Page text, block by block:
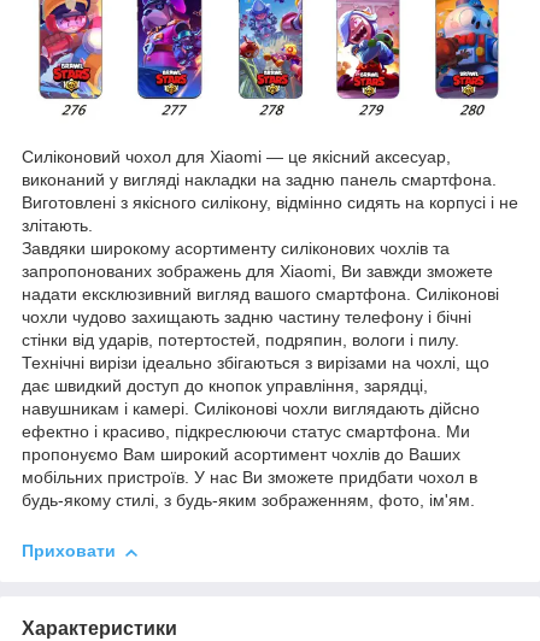
Силіконовий чохол для Xiaomi ― це якісний аксесуар,
виконаний у вигляді накладки на задню панель смартфона.
Виготовлені з якісного силікону, відмінно сидять на корпусі і не
злітають.
Завдяки широкому асортименту силіконових чохлів та
запропонованих зображень для Xiaomi, Ви завжди зможете
надати ексклюзивний вигляд вашого смартфона. Силіконові
чохли чудово захищають задню частину телефону і бічні
стінки від ударів, потертостей, подряпин, вологи і пилу.
Технічні вирізи ідеально збігаються з вирізами на чохлі, що
дає швидкий доступ до кнопок управління, зарядці,
навушникам і камері. Силіконові чохли виглядають дійсно
ефектно і красиво, підкреслюючи статус смартфона. Ми
пропонуємо Вам широкий асортимент чохлів до Ваших
мобільних пристроїв. У нас Ви зможете придбати чохол в
будь-якому стилі, з будь-яким зображенням, фото, ім'ям.
Приховати
Характеристики